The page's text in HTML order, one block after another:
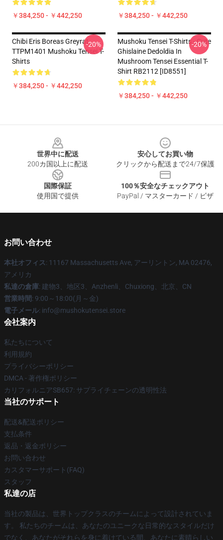
￥384,250 - ￥442,250 ￥384,250 - ￥442,250
Chibi Eris Boreas Greyrat
TTPM1401 Mushoku Tensei T-
Shirts
￥384,250 - ￥442,250
-20%
Mushoku Tensei T-Shirts - Cute
Ghislaine Dedoldia In
Mushroom Tensei Essential T-
Shirt RB2112 [ID8551]
￥384,250 - ￥442,250
-20%
世界中に配送
200カ国以上に配送
安心してお買い物
クリックから配送まで24/7保護
国際保証
使用国で提供
100％安全なチェックアウト
PayPal / マスターカード / ビザ
お問い合わせ
本社オフィス: 11167 Massachusetts Ave, アーリントン, MA 02476,
アメリカ
私達の倉庫: 建物3、地区3、Anzhenli、Chuxiong、北京、CN
営業時間: 9:00～18:00(月～金)
電子メール: info@mushokutensei.store
会社案内
私たちについて
利用規約
プライバシーポリシー
DMCA - 著作権ポリシー
カリフォルニアSB657: サプライチェーンの透明性法
当社のサポート
配送&配送ポリシー
支払条件
返品・返金ポリシー
お問い合わせ
カスタマーサポート(FAQ)
スタッフ
私達の店
当社の製品は、世界トップクラスのチームによって設計されていま
す。 私たちのチームは、あなたのユニークな日常的なスタイルだけ
でなく、あなたがそれらを身に着けている間、あなたに素晴らしい